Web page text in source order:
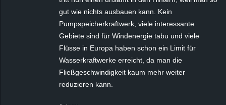
gut wie nichts ausbauen kann. Kein
Pumpspeicherkraftwerk, viele interessante
Gebiete sind für Windenergie tabu und viele
Flüsse in Europa haben schon ein Limit für
Wasserkraftwerke erreicht, da man die
Fließgeschwindigkeit kaum mehr weiter
reduzieren kann.